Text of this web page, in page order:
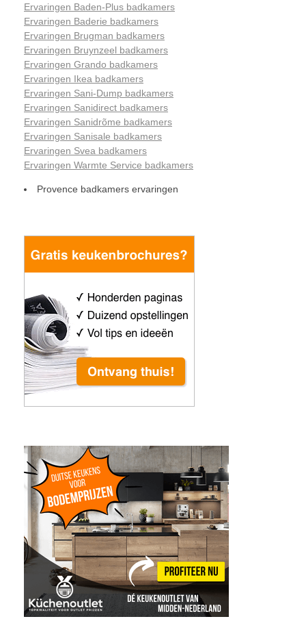
Ervaringen Baden-Plus badkamers
Ervaringen Baderie badkamers
Ervaringen Brugman badkamers
Ervaringen Bruynzeel badkamers
Ervaringen Grando badkamers
Ervaringen Ikea badkamers
Ervaringen Sani-Dump badkamers
Ervaringen Sanidirect badkamers
Ervaringen Sanidrõme badkamers
Ervaringen Sanisale badkamers
Ervaringen Svea badkamers
Ervaringen Warmte Service badkamers
Provence badkamers ervaringen